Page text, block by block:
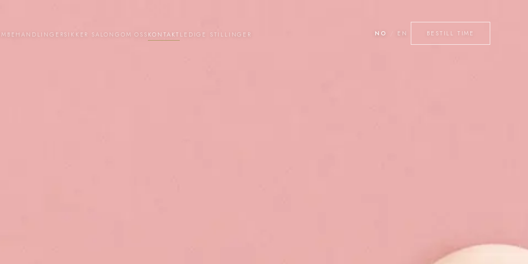
BEHANDLINGERSIKKER SALONG OM OSS KONTAKT LEDIGE STILLINGER NO EN BESTILL TIME